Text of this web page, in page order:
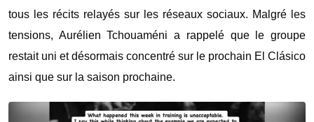
tous les récits relayés sur les réseaux sociaux. Malgré les
tensions, Aurélien Tchouaméni a rappelé que le groupe
restait uni et désormais concentré sur le prochain El Clásico
ainsi que sur la saison prochaine.